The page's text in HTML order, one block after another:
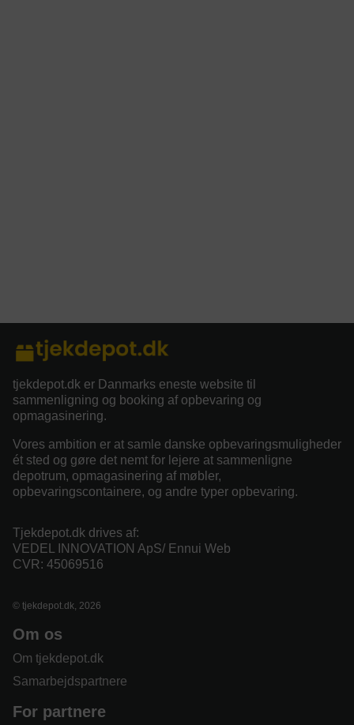
tjekdepot.dk er Danmarks eneste website til
sammenligning og booking af opbevaring og
opmagasinering.
Vores ambition er at samle danske opbevaringsmuligheder
ét sted og gøre det nemt for lejere at sammenligne
depotrum, opmagasinering af møbler,
opbevaringscontainere, og andre typer opbevaring.
Tjekdepot.dk drives af:
VEDEL INNOVATION ApS/ Ennui Web
CVR: 45069516
© tjekdepot.dk, 2026
Om os
Om tjekdepot.dk
Samarbejdspartnere
For partnere